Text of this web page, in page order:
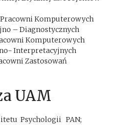
Komputerowych
– Diagnostycznych
Komputerowych
Interpretacyjnych
Zastosowań
UAM
Psychologii PAN;